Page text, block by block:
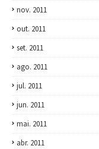
nov. 2011
out. 2011
set. 2011
ago. 2011
jul. 2011
jun. 2011
mai. 2011
abr. 2011